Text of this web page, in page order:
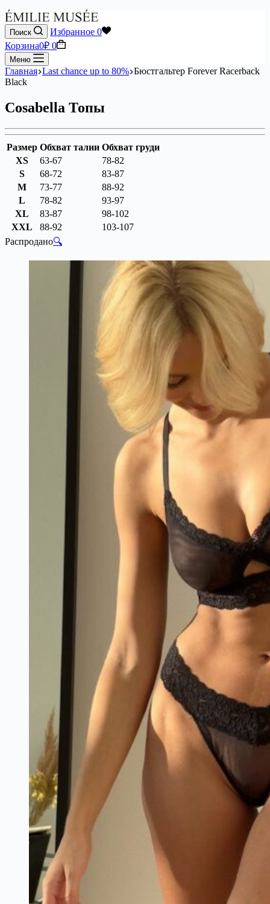
Поиск Избранное 0
Корзина0₽ 0
Меню
Главная Last chance up to 80% Бюстгальтер Forever Racerback
Black
Cosabella Топы
Размер Обхват талии Обхват груди
XS
63-67
78-82
S
68-72
83-87
M
73-77
88-92
L
78-82
93-97
XL
83-87
98-102
XXL
88-92
103-107
Распродано🔍